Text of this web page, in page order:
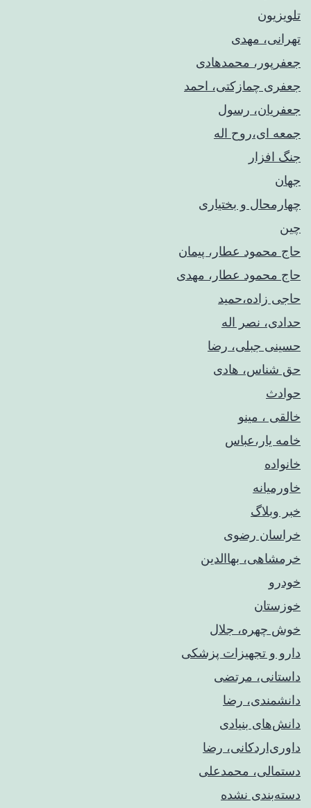
تلویزیون
تهرانی، مهدی
جعفرپور، محمدهادی
جعفری چمازکتی، احمد
جعفریان، رسول
جمعه ای،روح اله
جنگ افزار
جهان
چهارمحال و بختیاری
چین
حاج محمود عطار، پیمان
حاج محمود عطار، مهدی
حاجی زاده،حمید
حدادی، نصر اله
حسینی جبلی، رضا
حق شناس، هادی
حوادث
خالقی ، مینو
خامه یار،عباس
خانواده
خاورمیانه
خبر وبلاگ
خراسان رضوی
خرمشاهی، بهاالدین
خودرو
خوزستان
خوش چهره، جلال
دارو و تجهیزات پزشکی
داستانی، مرتضی
دانشمندی، رضا
دانش‌های بنیادی
داوری‌اردکانی، رضا
دستمالی، محمدعلی
دسته‌بندی نشده